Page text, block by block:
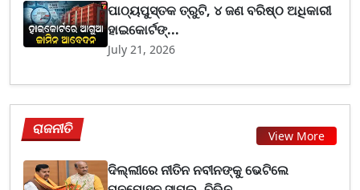
ପାଠ୍ୟପୁସ୍ତକ ତ୍ରୁଟି, ୪ ଜଣ ବରିଷ୍ଠ ଅଧିକାରୀ
ହାଇକୋର୍ଟଙ୍...
July 21, 2026
ରାଜନୀତି View More
ଦିଲ୍ଲୀରେ ନୀତିନ ନବୀନଙ୍କୁ ଭେଟିଲେ